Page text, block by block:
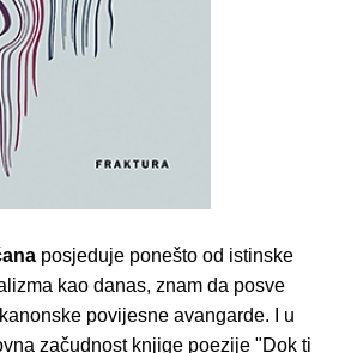
posjeduje ponešto od istinske
kao danas, znam da posve
povijesne avangarde. I u
začudnost knjige poezije "Dok ti